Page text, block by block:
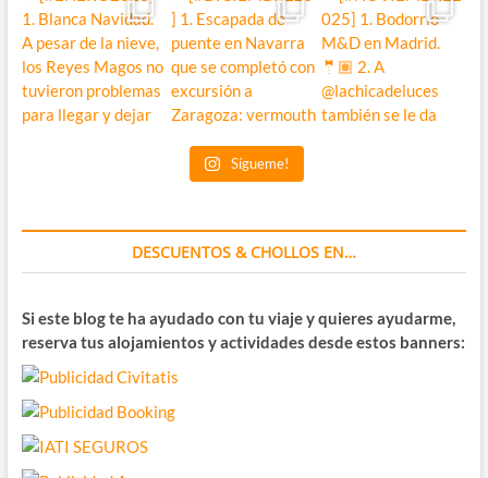
Sígueme!
DESCUENTOS & CHOLLOS EN…
Si este blog te ha ayudado con tu viaje y quieres ayudarme,
reserva tus alojamientos y actividades desde estos banners: